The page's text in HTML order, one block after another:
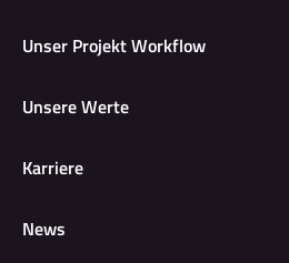
Unser Projekt Workflow
Unsere Werte
Karriere
News